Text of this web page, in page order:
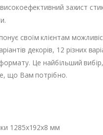
захист
своїм клієнтам
декорів, 12 різних
формату. Це найбільший
що Вам потрібно.
1285x192x8 мм